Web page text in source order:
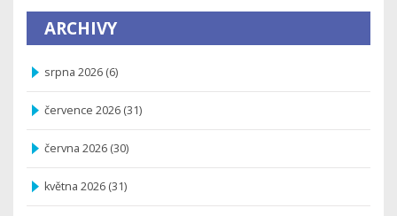
ARCHIVY
srpna 2026 (6)
července 2026 (31)
června 2026 (30)
května 2026 (31)